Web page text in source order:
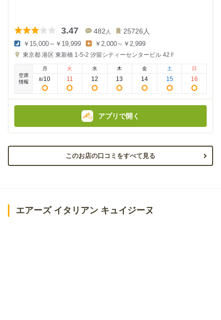
3.47 482 人 25726 人
夜
の
額
￥15,000～￥19,999
昼
の
額
￥2,000～￥2,999
東京都 港区 東新橋 1-5-2 汐留シティーセンタービル 42Ｆ
空席
情報
月
8/10
火
11
水
12
木
13
金
14
土
15
日
16
アプリで開く
このお店の口コミをすべて見る
エアーズ イタリアン キュイジーヌ